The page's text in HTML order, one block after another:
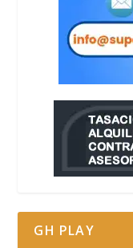
GH PLAY